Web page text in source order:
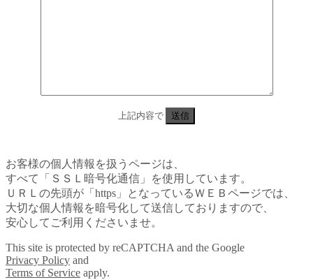
上記内容で
お客様の個人情報を扱うページは、
すべて「ＳＳＬ暗号化通信」を使用しています。
ＵＲＬの先頭が「https」となっているＷＥＢページでは、
大切な個人情報を暗号化して送信しておりますので、
安心してご利用くださいませ。
This site is protected by reCAPTCHA and the Google
Privacy Policy and
Terms of Service apply.